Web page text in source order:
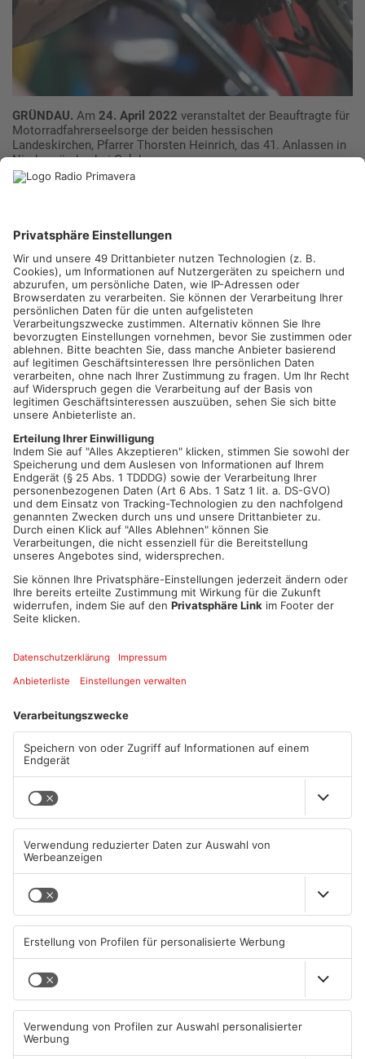
GRÜNDAU. Am 24. April 2022 veranstaltet der Beauftragte für
Motorradfahrerseelsorge der beiden hessischen
Landeskirchen, Pfarrer Thorsten Heinrich, das 41. Anlassen in
Niedergründau bei Gelnhausen.
Nach zwei Jahren Pause durch die Coronapandemie wollen wir
dem Festplatz findet dieses Jahr nicht statt.
Der Gottesdienst, der um 12.00 Uhr beginnt, wird wieder von
der Band „Reflex“ musikalisch umrahmt und auch eine
Bikerhochzeit wird gefeiert. Es geht bei diesem Anlassen
darum, Frieden und Rüchsichtsnahme auf die Straßen zu
bringen und sich gegen Rasen und Agression im
Straßenverkehr zu positionieren. Die Schirmherrschaft bei
dieser Veranstaltung hat wie auch in den Jahren zuvor Bettina
Müller MDB.
Der Korso wird in diesen Jahr - bedingt durch
Straßenbauarbeiten - zum Teil einen anderen Verlauf nehmen.
Der Korso startet unter Führung der hessischen
Motorradkradstaffel um ca 14.00 Uhr und hat folgenden
Verlauf. Start: Bergkirche Lerchenweg, Birkenweg,
Rothenberger Str. Baumwiesenhof, Ronneburg, Eckertshausen,
Langen-Bergheim, Marköbel, Hüttengesäß zurück zur
Bergkirche. Über die Bundesstraße Richtung HEM
Tankstelle/Bergkirche.
Die bewährte und erfolgreiche Zusammenarbeit des
Beauftragten für Motorradfahrerseelsorge der beiden
hessischen Landeskirchen mit dem Verband Christlicher
Motorradfahrer, der Bergkirchengemeinde Gründau, dem ADAC
Hessen-Thüringen e.V. und der Dekra wird auch in diesem Jahr
fortgeführt.
ANZEIGE
Mehr aus
Primaveraland
TOPNEWS